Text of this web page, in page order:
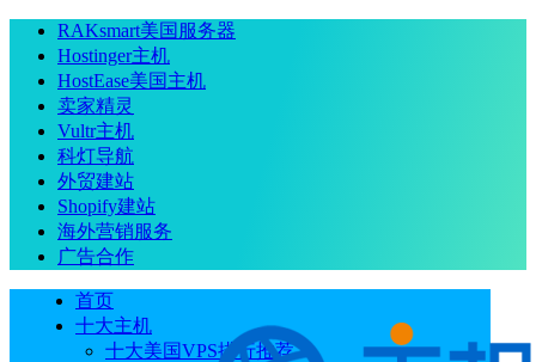
RAKsmart美国服务器
Hostinger主机
HostEase美国主机
卖家精灵
Vultr主机
科灯导航
外贸建站
Shopify建站
海外营销服务
广告合作
首页
十大主机
十大美国VPS排行推荐